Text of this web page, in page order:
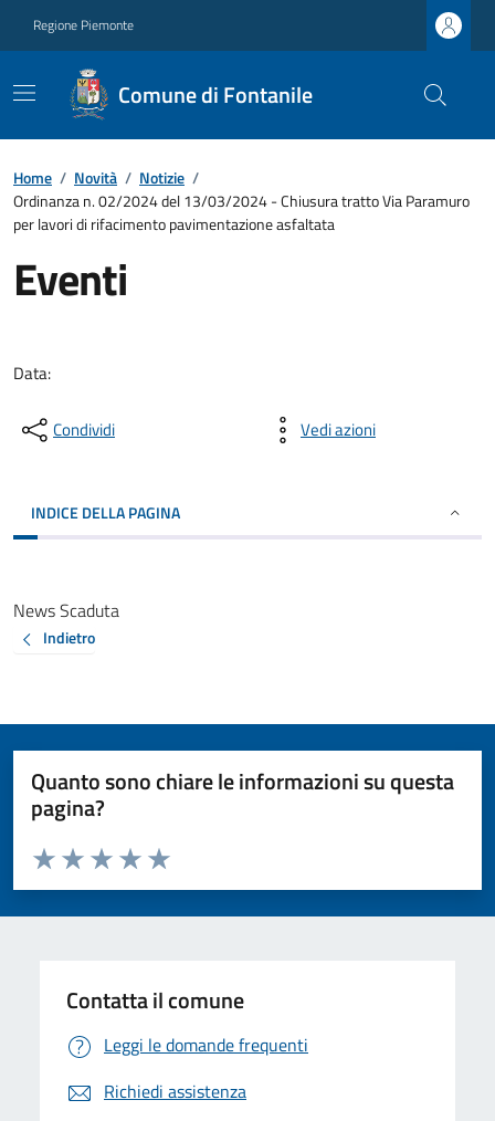
Regione Piemonte
Comune di Fontanile
Home / Novità / Notizie /
Ordinanza n. 02/2024 del 13/03/2024 - Chiusura tratto Via Paramuro
per lavori di rifacimento pavimentazione asfaltata
Eventi
Data:
Condividi Vedi azioni
INDICE DELLA PAGINA
News Scaduta
Indietro
Quanto sono chiare le informazioni su questa
pagina?
Valuta da 1 a 5 stelle la pagina
Valuta 5 stelle su 5
Valuta 4 stelle su 5
Valuta 3 stelle su 5
Valuta 2 stelle su 5
Valuta 1 stelle su 5
Contatta il comune
Leggi le domande frequenti
Richiedi assistenza